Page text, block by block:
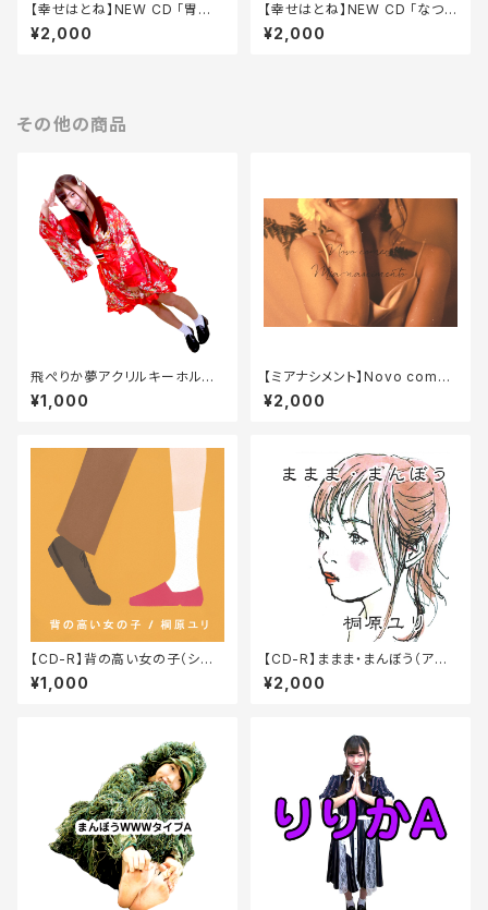
【幸せはとね】NEW CD 「胃袋
があったら入りたい。」
¥2,000
【幸せはとね】NEW CD 「なつと
いえば」
¥2,000
その他の商品
飛ぺりか夢アクリルキーホルダ
ー2020
¥1,000
【ミアナシメント】Novo começ
o / EP
¥2,000
【CD-R】背の高い女の子（シン
グル）
¥1,000
【CD-R】ままま・まんぼう（アル
バム）
¥2,000